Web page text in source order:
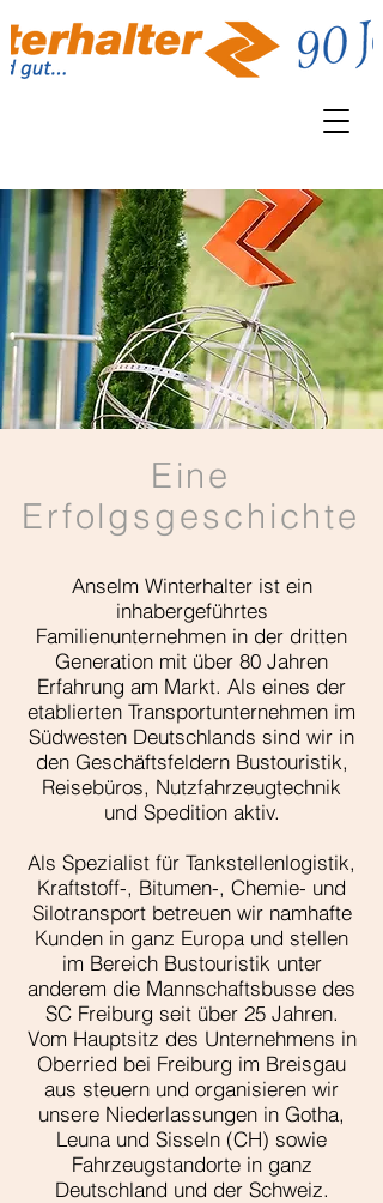
Eine
Erfolgsgeschichte
Anselm Winterhalter ist ein
inhabergeführtes
Familienunternehmen in der dritten
Generation mit über 80 Jahren
Erfahrung am Markt. Als eines der
etablierten Transportunternehmen im
Südwesten Deutschlands sind wir in
den Geschäftsfeldern Bustouristik,
Reisebüros, Nutzfahrzeugtechnik
und Spedition aktiv.
Als Spezialist für Tankstellenlogistik,
Kraftstoff-, Bitumen-, Chemie- und
Silotransport betreuen wir namhafte
Kunden in ganz Europa und stellen
im Bereich Bustouristik unter
anderem die Mannschaftsbusse des
SC Freiburg seit über 25 Jahren.
Vom Hauptsitz des Unternehmens in
Oberried bei Freiburg im Breisgau
aus steuern und organisieren wir
unsere Niederlassungen in Gotha,
Leuna und Sisseln (CH) sowie
Fahrzeugstandorte in ganz
Deutschland und der Schweiz.